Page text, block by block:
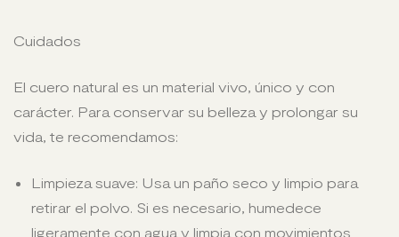
Cuidados
El cuero natural es un material vivo, único y con
carácter. Para conservar su belleza y prolongar su
vida, te recomendamos:
Limpieza suave: Usa un paño seco y limpio para
retirar el polvo. Si es necesario, humedece
ligeramente con agua y limpia con movimientos